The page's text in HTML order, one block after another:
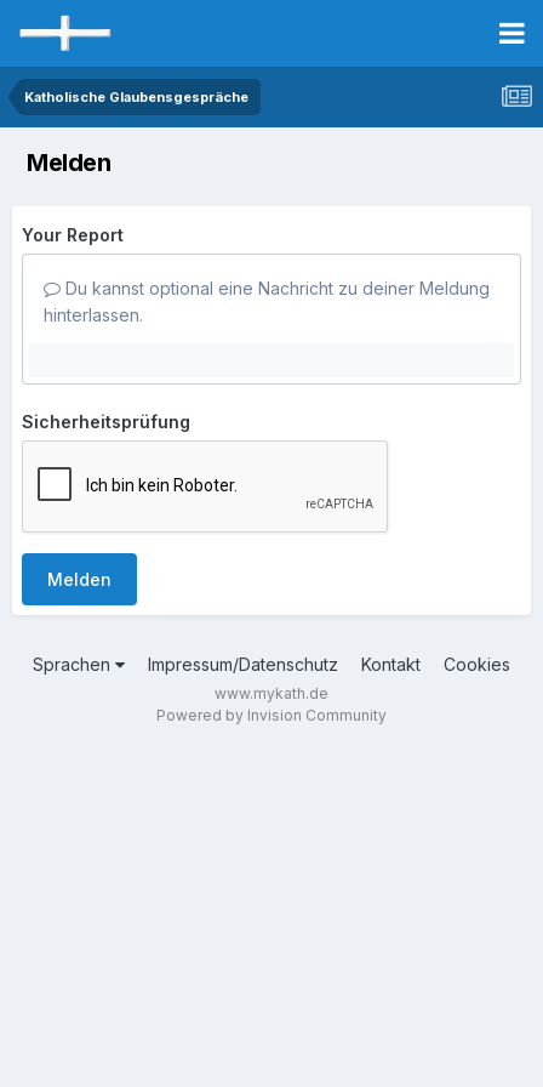
Katholische Glaubensgespräche
Melden
Your Report
Du kannst optional eine Nachricht zu deiner Meldung
hinterlassen.
Sicherheitsprüfung
Melden
Sprachen Impressum/Datenschutz Kontakt Cookies
www.mykath.de
Powered by Invision Community